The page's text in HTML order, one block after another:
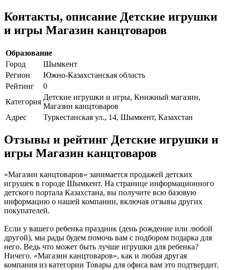
Контакты, описание Детские игрушки
и игры Магазин канцтоваров
Образование
Город
Шымкент
Регион
Южно-Казахстанская область
Рейтинг
0
Категория
Детские игрушки и игры, Книжный магазин,
Магазин канцтоваров
Адрес
Туркестанская ул., 14, Шымкент, Казахстан
Отзывы и рейтинг Детские игрушки и
игры Магазин канцтоваров
«Магазин канцтоваров» занимается продажей детских
игрушек в городе Шымкент. На странице информационного
детского портала Казахстана, вы получите всю базовую
информацию о нашей компании, включая отзывы других
покупателей.
Если у вашего ребенка праздник (день рождение или любой
другой), мы рады будем помочь вам с подбором подарка для
него. Ведь что может быть лучше игрушки для ребенка?
Ничего. «Магазин канцтоваров», как и любая другая
компания из категории Товары для офиса вам это подтвердит.